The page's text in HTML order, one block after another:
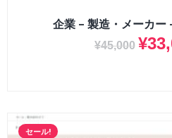
企業 – 製造・メーカー
¥45,000 ¥
セール!